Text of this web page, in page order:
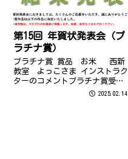
第15回 年賀状発表会（プ
ラチナ賞）
プラチナ賞 賞品 お米 西新
教室 よっこさま インストラク
ターのコメントプラチナ賞受賞
おめでとうございます！プレ金
2025.02.14